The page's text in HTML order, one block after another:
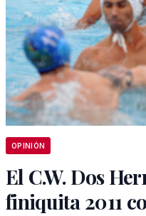
OPINIÓN
El C.W. Dos
finiquita 2011